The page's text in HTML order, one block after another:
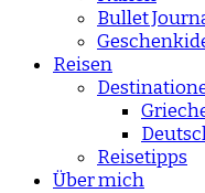
Bullet
Reisen
Reisetipps
Über mich